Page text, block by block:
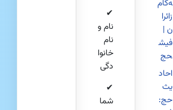
ه‌گام
زائرا
ن |
فیش
حج
احاد
یث
حج:
✔
نام و
نام
خانوا
دگی
✔
شما